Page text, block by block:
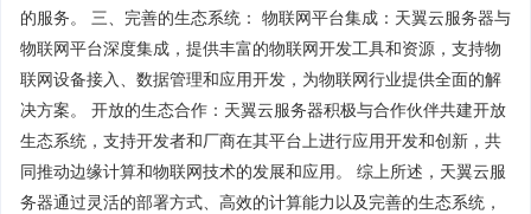
的服务。 三、完善的生态系统： 物联网平台集成：天翼云服务器与
物联网平台深度集成，提供丰富的物联网开发工具和资源，支持物
联网设备接入、数据管理和应用开发，为物联网行业提供全面的解
决方案。 开放的生态合作：天翼云服务器积极与合作伙伴共建开放
生态系统，支持开发者和厂商在其平台上进行应用开发和创新，共
同推动边缘计算和物联网技术的发展和应用。 综上所述，天翼云服
务器通过灵活的部署方式、高效的计算能力以及完善的生态系统，